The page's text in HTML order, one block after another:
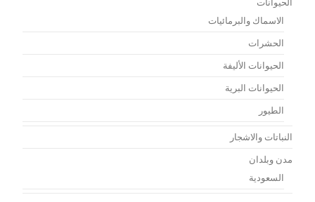
الحيوانات
الاسماك والبرمائيات
الحشرات
الحيوانات الأليفة
الحيوانات البرية
الطيور
النباتات والاشجار
مدن وبلدان
السعودية